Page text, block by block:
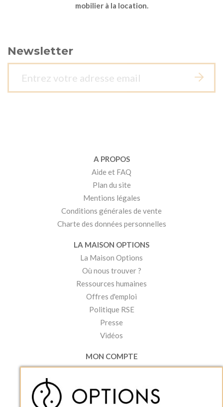
mobilier à la location.
Newsletter
A PROPOS
Aide et FAQ
Plan du site
Mentions légales
Conditions générales de vente
Charte des données personnelles
LA MAISON OPTIONS
La Maison Options
Où nous trouver ?
Ressources humaines
Offres d'emploi
Politique RSE
Presse
Vidéos
MON COMPTE
Accéder à mon compte
Créer un compte